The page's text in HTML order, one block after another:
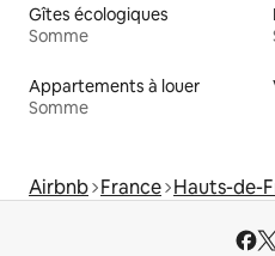
Gîtes écologiques
Somme
Appartements à louer
Somme
Airbnb France Hauts-de-